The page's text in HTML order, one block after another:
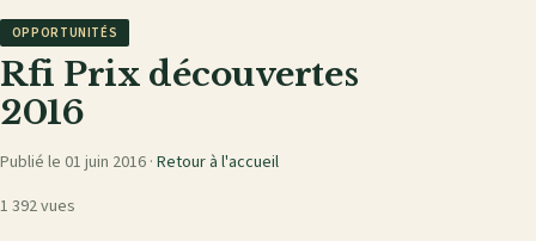
OPPORTUNITÉS
Rfi Prix découvertes
2016
Publié le 01 juin 2016 · Retour à l'accueil
1 392 vues